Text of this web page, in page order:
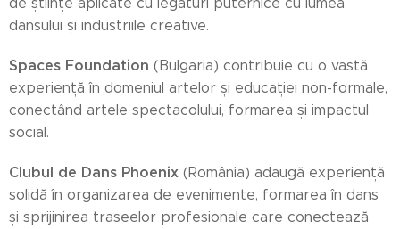
dansului și industriile creative.
Spaces Foundation (Bulgaria) contribuie cu o vastă
experiență în domeniul artelor și educației non-formale,
conectând artele spectacolului, formarea și impactul
social.
Clubul de Dans Phoenix (România) adaugă experiență
solidă în organizarea de evenimente, formarea în dans
și sprijinirea traseelor profesionale care conectează